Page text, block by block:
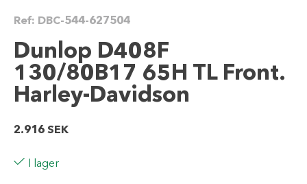
Ref: DBC-544-627504
Dunlop D408F
130/80B17 65H TL Front.
Harley-Davidson
2.916 SEK
I lager